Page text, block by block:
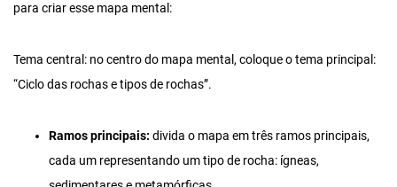
para criar esse mapa mental:
Tema central: no centro do mapa mental, coloque o tema principal:
“Ciclo das rochas e tipos de rochas”.
Ramos principais: divida o mapa em três ramos principais,
cada um representando um tipo de rocha: ígneas,